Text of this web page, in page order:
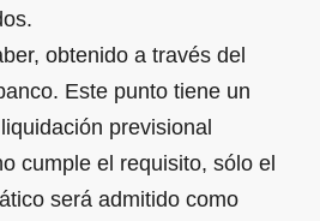
obtenido a través del
Este punto tiene un
previsional
cumple el requisito, sólo el
será admitido como